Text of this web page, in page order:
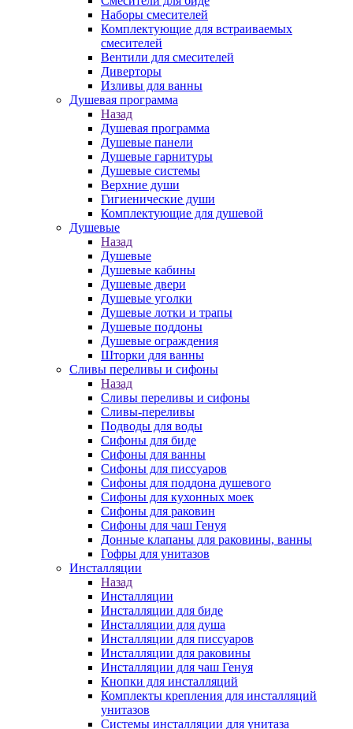
Наборы смесителей
Комплектующие для встраиваемых
смесителей
Вентили для смесителей
Диверторы
Изливы для ванны
Душевая программа
Назад
Душевая программа
Душевые панели
Душевые гарнитуры
Душевые системы
Верхние души
Гигиенические души
Комплектующие для душевой
Душевые
Назад
Душевые
Душевые кабины
Душевые двери
Душевые уголки
Душевые лотки и трапы
Душевые поддоны
Душевые ограждения
Шторки для ванны
Сливы переливы и сифоны
Назад
Сливы переливы и сифоны
Сливы-переливы
Подводы для воды
Сифоны для биде
Сифоны для ванны
Сифоны для писсуаров
Сифоны для поддона душевого
Сифоны для кухонных моек
Сифоны для раковин
Сифоны для чаш Генуя
Донные клапаны для раковины, ванны
Гофры для унитазов
Инсталляции
Назад
Инсталляции
Инсталляции для биде
Инсталляции для душа
Инсталляции для писсуаров
Инсталляции для раковины
Инсталляции для чаш Генуя
Кнопки для инсталляций
Комплекты крепления для инсталляций
унитазов
Системы инсталляции для унитаза